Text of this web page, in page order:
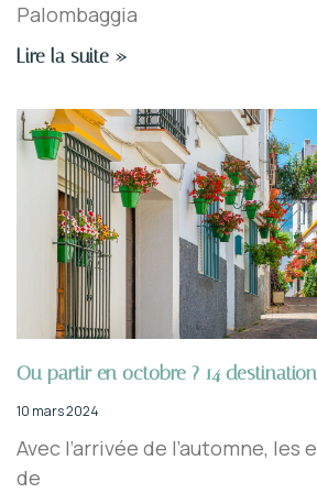
Palombaggia
Lire la suite »
Ou partir en octobre ? 14
10 mars 2024
Avec l’arrivée de l’automne,
de